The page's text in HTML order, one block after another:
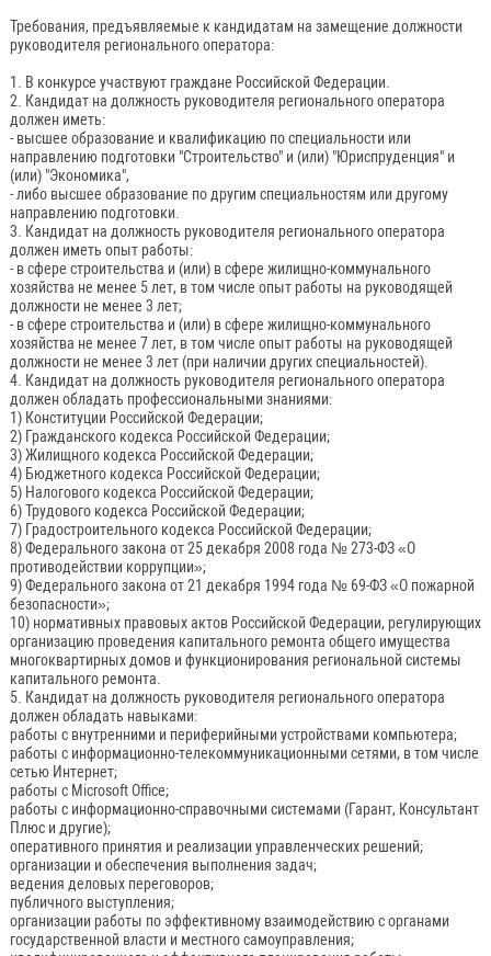
Требования, предъявляемые к кандидатам на замещение должности
руководителя регионального оператора:
1. В конкурсе участвуют граждане Российской Федерации.
2. Кандидат на должность руководителя регионального оператора
должен иметь:
- высшее образование и квалификацию по специальности или
направлению подготовки "Строительство" и (или) "Юриспруденция" и
(или) "Экономика",
- либо высшее образование по другим специальностям или другому
направлению подготовки.
3. Кандидат на должность руководителя регионального оператора
должен иметь опыт работы:
- в сфере строительства и (или) в сфере жилищно-коммунального
хозяйства не менее 5 лет, в том числе опыт работы на руководящей
должности не менее 3 лет;
- в сфере строительства и (или) в сфере жилищно-коммунального
хозяйства не менее 7 лет, в том числе опыт работы на руководящей
должности не менее 3 лет (при наличии других специальностей).
4. Кандидат на должность руководителя регионального оператора
должен обладать профессиональными знаниями:
1) Конституции Российской Федерации;
2) Гражданского кодекса Российской Федерации;
3) Жилищного кодекса Российской Федерации;
4) Бюджетного кодекса Российской Федерации;
5) Налогового кодекса Российской Федерации;
6) Трудового кодекса Российской Федерации;
7) Градостроительного кодекса Российской Федерации;
8) Федерального закона от 25 декабря 2008 года № 273-ФЗ «О
противодействии коррупции»;
9) Федерального закона от 21 декабря 1994 года № 69-ФЗ «О пожарной
безопасности»;
10) нормативных правовых актов Российской Федерации, регулирующих
организацию проведения капитального ремонта общего имущества
многоквартирных домов и функционирования региональной системы
капитального ремонта.
5. Кандидат на должность руководителя регионального оператора
должен обладать навыками:
работы с внутренними и периферийными устройствами компьютера;
работы с информационно-телекоммуникационными сетями, в том числе
сетью Интернет;
работы с Microsoft Office;
работы с информационно-справочными системами (Гарант, Консультант
Плюс и другие);
оперативного принятия и реализации управленческих решений;
организации и обеспечения выполнения задач;
ведения деловых переговоров;
публичного выступления;
организации работы по эффективному взаимодействию с органами
государственной власти и местного самоуправления;